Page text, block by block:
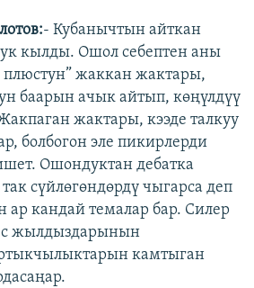
- Кубанычтын айткан
кылды. Ошол себептен аны
плюстун” жаккан жактары,
баарын ачык айтып, көңүлдүү
жактары, кээде талкуу
болбогон эле пикирлерди
Ошондуктан дебатка
сүйлөгөндөрдү чыгарса деп
ар кандай темалар бар. Силер
жылдыздарынын
камтыган